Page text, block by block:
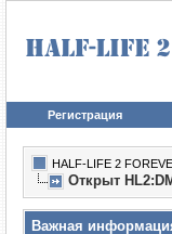
Регистрация
HALF-LIFE 2
Открыт
Важная